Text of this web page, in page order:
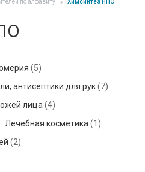
по алфавиту Химсинтез НПО
(5)
антисептики для рук(7)
лица (4)
Лечебная косметика (1)
(2)